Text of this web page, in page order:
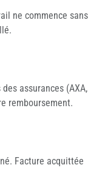
ne commence sans
assurances (AXA,
remboursement.
Facture acquittée